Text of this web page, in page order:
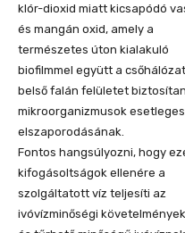
klór-dioxid miatt kicsapódó
és mangán oxid, amely a
természetes úton kialakuló
biofilmmel együtt a csőhálózat
belső falán felületet
mikroorganizmusok esetleges
elszaporodásának.
Fontos hangsúlyozni, hogy
kifogásoltságok ellenére a
szolgáltatott víz teljesíti az
ivóvízminőségi